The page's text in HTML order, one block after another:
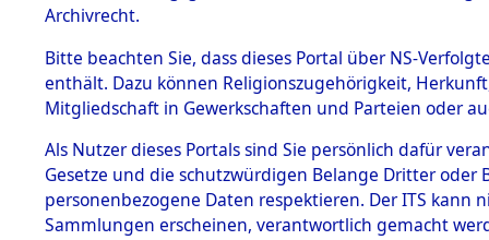
BESTÄNDE
1.
mente
5. Verschiedenes
5.3
Todesmärsche
Archivrecht.
Bitte beachten Sie, dass dieses Portal über NS-
enthält. Dazu können Religionszugehörigkeit,
Mitgliedschaft in Gewerkschaften und Parteien oder
Als Nutzer dieses Portals sind Sie persönlich dafür
Gesetze und die schutzwürdigen Belange Dritter
personenbezogene Daten respektieren. Der ITS
Sammlungen erscheinen, verantwortlich gemacht